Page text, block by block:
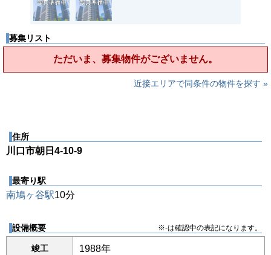
募集リスト
ただいま、募集物件がございません。
近接エリアで同条件の物件を探す »
住所
川口市朝日4-10-9
最寄り駅
南鳩ヶ谷駅10分
設備概要 ※-は確認中の表記になります。
竣工 1988年